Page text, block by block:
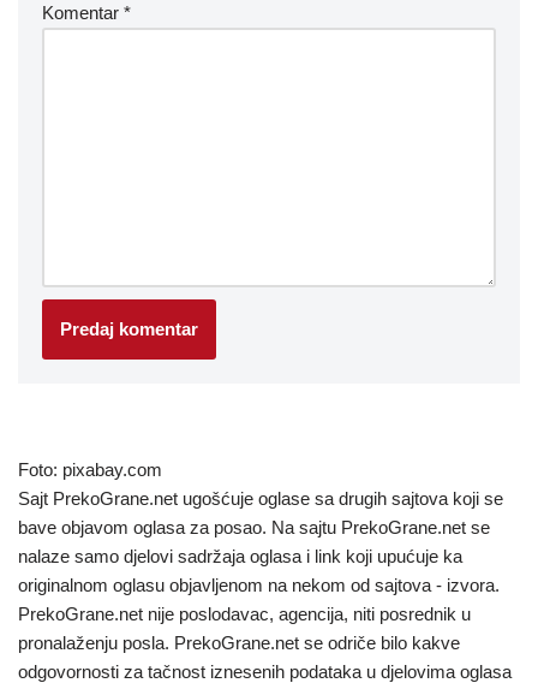
Komentar *
Foto: pixabay.com
Sajt PrekoGrane.net ugošćuje oglase sa drugih sajtova koji se
bave objavom oglasa za posao. Na sajtu PrekoGrane.net se
nalaze samo djelovi sadržaja oglasa i link koji upućuje ka
originalnom oglasu objavljenom na nekom od sajtova - izvora.
PrekoGrane.net nije poslodavac, agencija, niti posrednik u
pronalaženju posla. PrekoGrane.net se odriče bilo kakve
odgovornosti za tačnost iznesenih podataka u djelovima oglasa